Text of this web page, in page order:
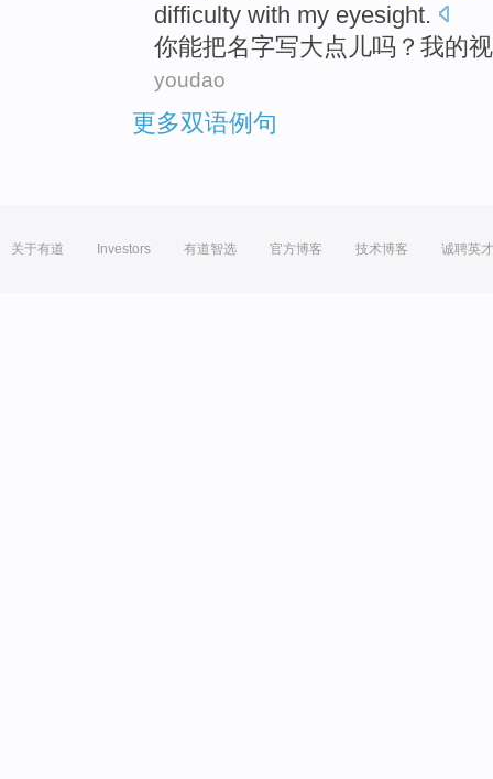
difficulty with my eyesight.
你能把名字写大点儿吗？ 我的
youdao
更多双语例句
关于有道 Investors 有道智选 官方博客 技术博客 诚聘英才